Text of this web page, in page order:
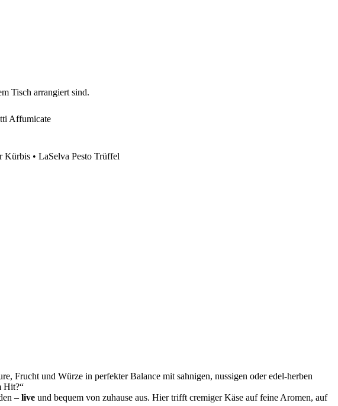
Affumicate
Kürbis • LaSelva Pesto Trüffel
Frucht und Würze in perfekter Balance mit sahnigen, nussigen oder edel-herben
Hit?“
– live und bequem von zuhause aus. Hier trifft cremiger Käse auf feine Aromen, auf